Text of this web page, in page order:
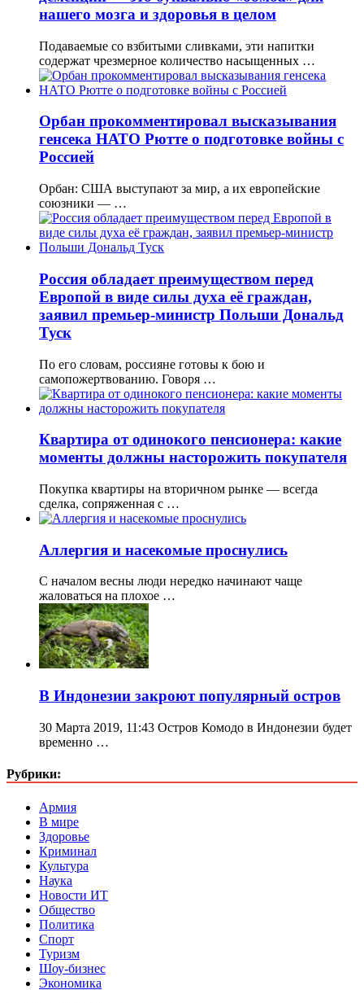
нашего мозга и здоровья в целом
Подаваемые со взбитыми сливками, эти напитки
содержат чрезмерное количество насыщенных …
Орбан прокомментировал высказывания
генсека НАТО Рютте о подготовке войны с
Россией
Орбан: США выступают за мир, а их европейские
союзники — …
Россия обладает преимуществом перед
Европой в виде силы духа её граждан,
заявил премьер-министр Польши Дональд
Туск
По его словам, россияне готовы к бою и
самопожертвованию. Говоря …
Квартира от одинокого пенсионера: какие
моменты должны насторожить покупателя
Покупка квартиры на вторичном рынке — всегда
сделка, сопряженная с …
Аллергия и насекомые проснулись
С началом весны люди нередко начинают чаще
жаловаться на плохое …
В Индонезии закроют популярный остров
30 Марта 2019, 11:43 Остров Комодо в Индонезии будет
временно …
Рубрики:
Армия
В мире
Здоровье
Криминал
Культура
Наука
Новости ИТ
Общество
Политика
Спорт
Туризм
Шоу-бизнес
Экономика